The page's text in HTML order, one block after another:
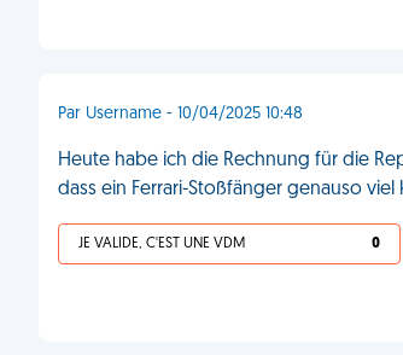
Par Username - 10/04/2025 10:48
Heute habe ich die Rechnung für die
dass ein Ferrari-Stoßfänger genauso
JE VALIDE, C'EST UNE VDM 0